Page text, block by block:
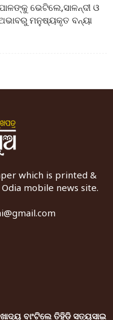
ଭେଟିଲେ,ସାଳନ୍ଦୀ ଓ
ମନୁଷ୍ୟକୃତ ବନ୍ୟା
which is printed &
mobile news site.
ବାଂଟିଲେ ତିହିଡି଼ ସତ୍ୟସାଇ